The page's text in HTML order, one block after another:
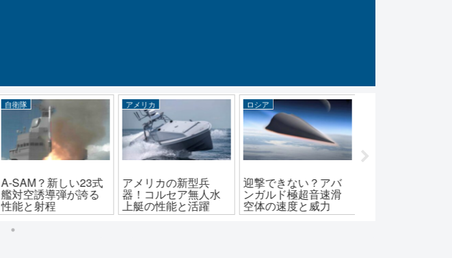
自衛隊
A-SAM？新しい23式
艦対空誘導弾が誇る
性能と射程
アメリカ
アメリカの新型兵
器！コルセア無人水
上艇の性能と活躍
ロシア
迎撃できない？アバ
ンガルド極超音速滑
空体の速度と威力